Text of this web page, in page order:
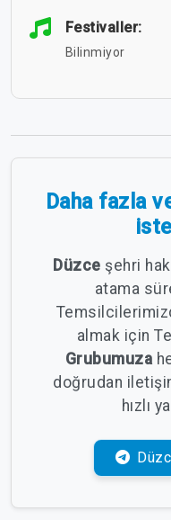
Festivaller:
Bilinmiyor
Daha fazla
Düzce şehri
atama
almak için
Grubumuza
doğrudan
hızlı